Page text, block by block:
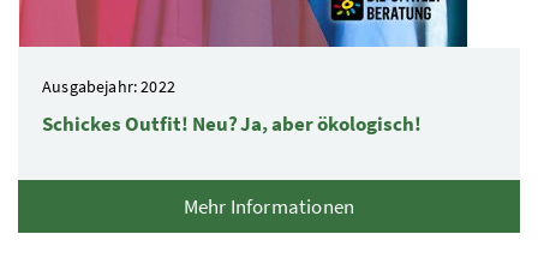
Ausgabejahr: 2022
Schickes Outfit! Neu? Ja, aber ökologisch!
Mehr Informationen